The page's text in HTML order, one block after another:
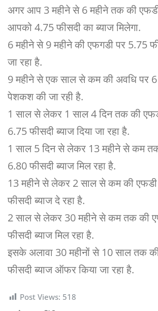
अगर आप 3 महीने से 6 महीने तक की
आपको 4.75 फीसदी का ब्याज मिलेगा.
6 महीने से 9 महीने की एफगडी पर 5.75
जा रहा है.
9 महीने से एक साल से कम की अवधि पर 6
पेशकश की जा रही है.
1 साल से लेकर 1 साल 4 दिन तक की
6.75 फीसदी ब्याज दिया जा रहा है.
1 साल 5 दिन से लेकर 13 महीने से कम
6.80 फीसदी ब्याज मिल रहा है.
13 महीने से लेकर 2 साल से कम की
फीसदी ब्याज दे रहा है.
2 साल से लेकर 30 महीने से कम तक की
फीसदी ब्याज मिल रहा है.
इसके अलावा 30 महीनों से 10 साल तक
फीसदी ब्याज ऑफर किया जा रहा है.
Post Views: 518